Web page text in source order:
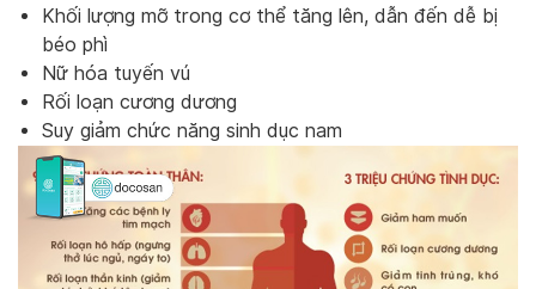
Khối lượng mỡ trong cơ thể tăng lên, dẫn đến dễ bị
béo phì
Nữ hóa tuyến vú
Rối loạn cương dương
Suy giảm chức năng sinh dục nam